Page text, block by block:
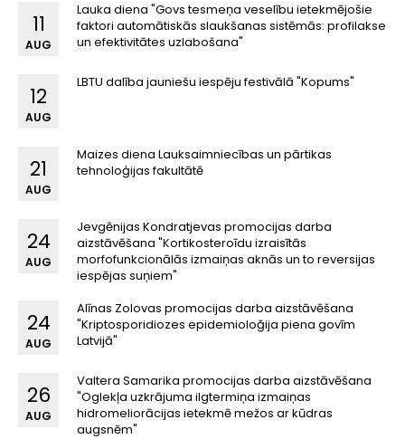
Lauka diena "Govs tesmeņa veselību ietekmējošie
faktori automātiskās slaukšanas sistēmās: profilakse
un efektivitātes uzlabošana"
11
AUG
LBTU dalība jauniešu iespēju festivālā "Kopums"
12
AUG
Maizes diena Lauksaimniecības un pārtikas
tehnoloģijas fakultātē
21
AUG
Jevgēnijas Kondratjevas promocijas darba
aizstāvēšana "Kortikosteroīdu izraisītās
morfofunkcionālās izmaiņas aknās un to reversijas
iespējas suņiem"
24
AUG
Alīnas Zolovas promocijas darba aizstāvēšana
"Kriptosporidiozes epidemioloğija piena govīm
Latvijā"
24
AUG
Valtera Samarika promocijas darba aizstāvēšana
"Oglekļa uzkrājuma ilgtermiņa izmaiņas
hidromeliorācijas ietekmē mežos ar kūdras
augsnēm"
26
AUG